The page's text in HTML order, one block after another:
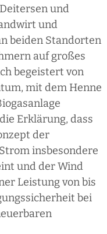
und
und
beiden Standorten
auf großes
begeistert von
mit dem Henne
Erklärung, dass
der
insbesondere
und der Wind
Leistung von bis
bei